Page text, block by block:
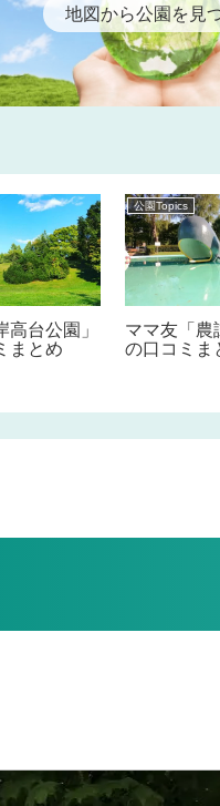
地図から公園を見
高台公園」
まとめ
公園Topics
ママ友「農
の口コミま